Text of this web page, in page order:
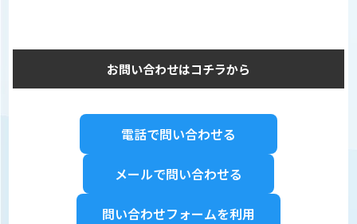
お問い合わせはコチラから
電話で問い合わせる
メールで問い合わせる
問い合わせフォームを利用